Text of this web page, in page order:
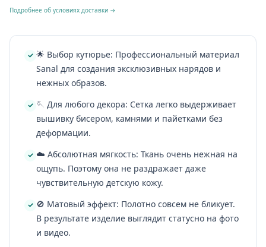
Подробнее об условиях доставки →
🌟 Выбор кутюрье: Профессиональный материал
Sanal для создания эксклюзивных нарядов и
нежных образов.
🪡 Для любого декора: Сетка легко выдерживает
вышивку бисером, камнями и пайетками без
деформации.
☁️ Абсолютная мягкость: Ткань очень нежная на
ощупь. Поэтому она не раздражает даже
чувствительную детскую кожу.
🚫 Матовый эффект: Полотно совсем не бликует.
В результате изделие выглядит статусно на фото
и видео.